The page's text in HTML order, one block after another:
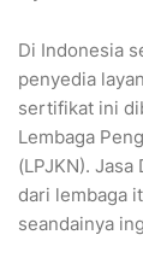
Di Indonesia
penyedia
sertifikat ini
Lembaga
(LPJKN).
dari lembaga
seandainya